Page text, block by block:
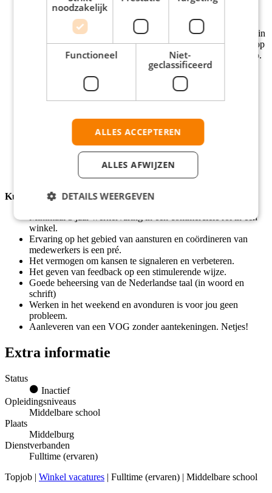
Bij deze vacature ligt het salaris tussen de € 2.891,- en €
3.091,- per maand op basis van 40 uur. Het salaris wordt
bepaald op basis van je ervaring en wordt door ons getoetst in
de procedure. Je salaris gaat ieder jaar omhoog. Daarbovenop
krijg je een maandelijkse toeslag van ongeveer € 150,- bruto.
Een baan met een flexibel rooster waarbij je voor een groot
deel zelf je uren indeelt.
8% vakantiegeld, pensioen en reiskostenvergoeding.
Contract voor 12 maanden met vaste uren.
Groeimogelijkheden, bijvoorbeeld naar Assistent
Hele goede werksfeer met de leukste collega’s.
Korting op alle spullen die we verkopen.
Kunnen
Minimaal 3 jaar werkervaring in een commerciële rol in een
winkel.
Ervaring op het gebied van aansturen en coördineren van
medewerkers is een pré.
Het vermogen om kansen te signaleren en verbeteren.
Het geven van feedback op een stimulerende wijze.
Goede beheersing van de Nederlandse taal (in woord en
schrift)
Werken in het weekend en avonduren is voor jou geen
probleem.
Aanleveren van een VOG zonder aantekeningen. Netjes!
Extra informatie
Status
Inactief
Opleidingsniveaus
Middelbare school
Plaats
Middelburg
Dienstverbanden
Fulltime (ervaren)
Topjob | Winkel vacatures | Fulltime (ervaren) | Middelbare school
noodzakelijk
Functioneel
Niet-
geclassificeerd
ALLES ACCEPTEREN
ALLES AFWIJZEN
DETAILS WEERGEVEN